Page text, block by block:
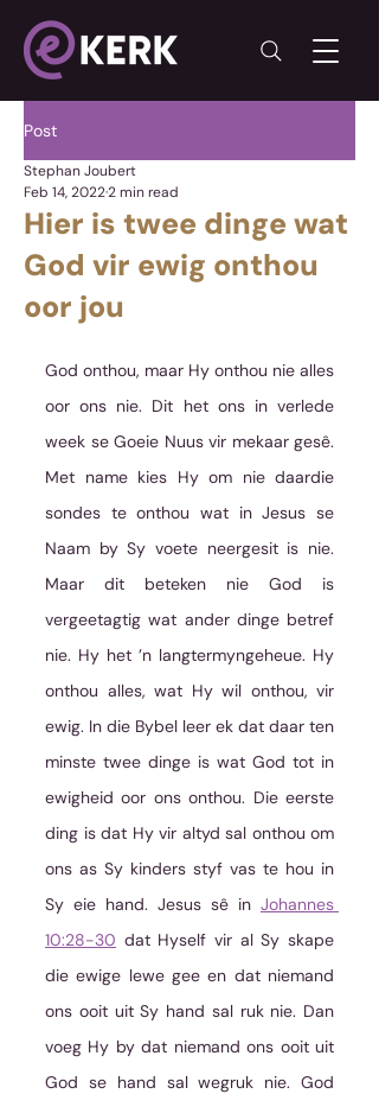
Post
Hier is twee dinge wat
God vir ewig onthou
oor jou
Stephan Joubert
Feb 14, 20222 min read
God onthou, maar Hy onthou nie alles
oor ons nie. Dit het ons in verlede
week se Goeie Nuus vir mekaar gesê.
Met name kies Hy om nie daardie
sondes te onthou wat in Jesus se
Naam by Sy voete neergesit is nie.
Maar dit beteken nie God is
vergeetagtig wat ander dinge betref
nie. Hy het ’n langtermyngeheue. Hy
onthou alles, wat Hy wil onthou, vir
ewig. In die Bybel leer ek dat daar ten
minste twee dinge is wat God tot in
ewigheid oor ons onthou. Die eerste
ding is dat Hy vir altyd sal onthou om
ons as Sy kinders styf vas te hou in
Sy eie hand. Jesus sê in Johannes
10:28-30 dat Hyself vir al Sy skape
die ewige lewe gee en dat niemand
ons ooit uit Sy hand sal ruk nie. Dan
voeg Hy by dat niemand ons ooit uit
God se hand sal wegruk nie. God